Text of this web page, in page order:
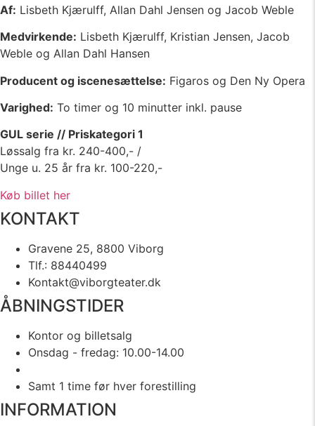
Af: Lisbeth Kjærulff, Allan Dahl Jensen og Jacob Weble
Medvirkende: Lisbeth Kjærulff, Kristian Jensen, Jacob
Weble og Allan Dahl Hansen
Producent og iscenesættelse: Figaros og Den Ny Opera
Varighed: To timer og 10 minutter inkl. pause
GUL serie // Priskategori 1
Løssalg fra kr. 240-400,- /
Unge u. 25 år fra kr. 100-220,-
Køb billet her
KONTAKT
Gravene 25, 8800 Viborg
Tlf.: 88440499
Kontakt@viborgteater.dk
ÅBNINGSTIDER
Kontor og billetsalg
Onsdag - fredag: 10.00-14.00
Samt 1 time før hver forestilling
INFORMATION